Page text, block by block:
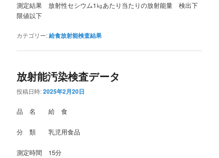
測定結果 放射性セシウム1㎏あたり当たりの放射能量 検出下
限値以下
カテゴリー:給食放射能検査結果
放射能汚染検査データ
投稿日時:2025年2月20日
品 名 給 食
分 類 乳児用食品
測定時間 15分